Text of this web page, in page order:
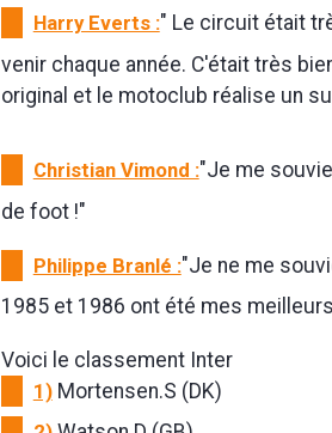
Harry Everts :" Le circuit était
venir chaque année. C'était très
original et le motoclub réalise un
Christian Vimond :"Je me
de foot !"
Philippe Branlé :"Je ne me
1985 et 1986 ont été mes
Voici le classement Inter
1)Mortensen.S (DK)